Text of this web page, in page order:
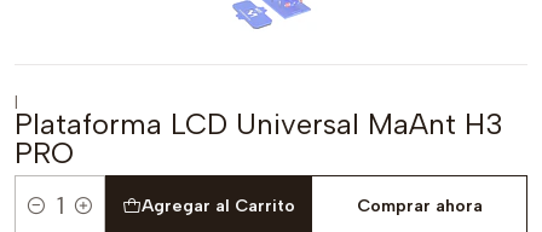
|
Plataforma LCD Universal MaAnt H3
PRO
Cantidad
Agregar al Carrito Comprar ahora